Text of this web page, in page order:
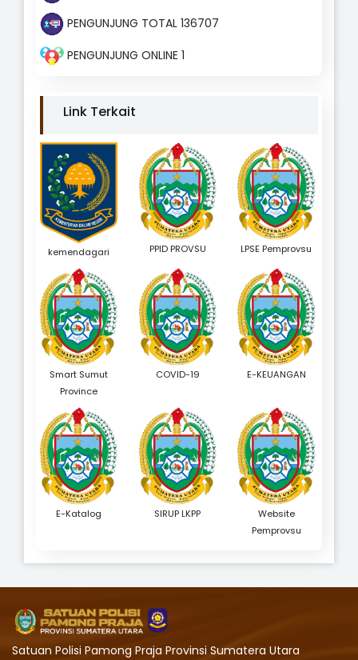
PENGUNJUNG TOTAL 136707
PENGUNJUNG ONLINE 1
Link Terkait
kemendagari PPID PROVSU LPSE Pemprovsu
Smart Sumut
Province
COVID-19 E-KEUANGAN
E-Katalog SIRUP LKPP
Website
Pemprovsu
Satuan Polisi Pamong Praja Provinsi Sumatera Utara